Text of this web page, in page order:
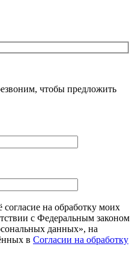
чтобы предложить
на обработку моих
с Федеральным законом
данных», на
в Согласии на обработку